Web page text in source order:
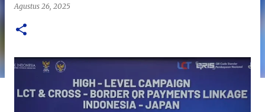
Agustus 26, 2025